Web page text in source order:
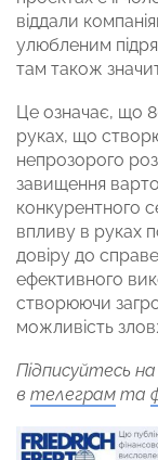
віддали
улюбленим
там також
Це означає, що
руках, що
непрозорого
завищення
конкурентного
впливу в руках
довіру до
ефективного
створюючи
можливість
Підписуйтесь
в телеграм та